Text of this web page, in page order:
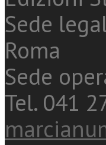
Sede
Roma
Sede
Tel. 041